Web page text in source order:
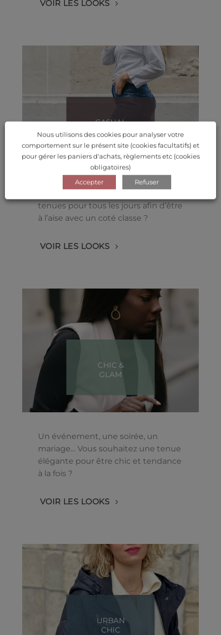
VOIR LES LOOKS
CASUAL
CHIC
tenues pour tous les jours afin d’être
à l’aise avec un coté classe ?
VOIR LES LOOKS
Un événement, une soirée, un
mariage… Vous souhaitez une tenue
élégante pour être chic et tendance
à la fois ?
VOIR LES LOOKS
CHIC &
GLAM
URBAN
CHIC
Nous utilisons des cookies pour analyser votre
comportement sur le présent site (cookies facultatifs) et
pour gérer les paniers d'achats, règlements etc (cookies
obligatoires)
Accepter
Refuser